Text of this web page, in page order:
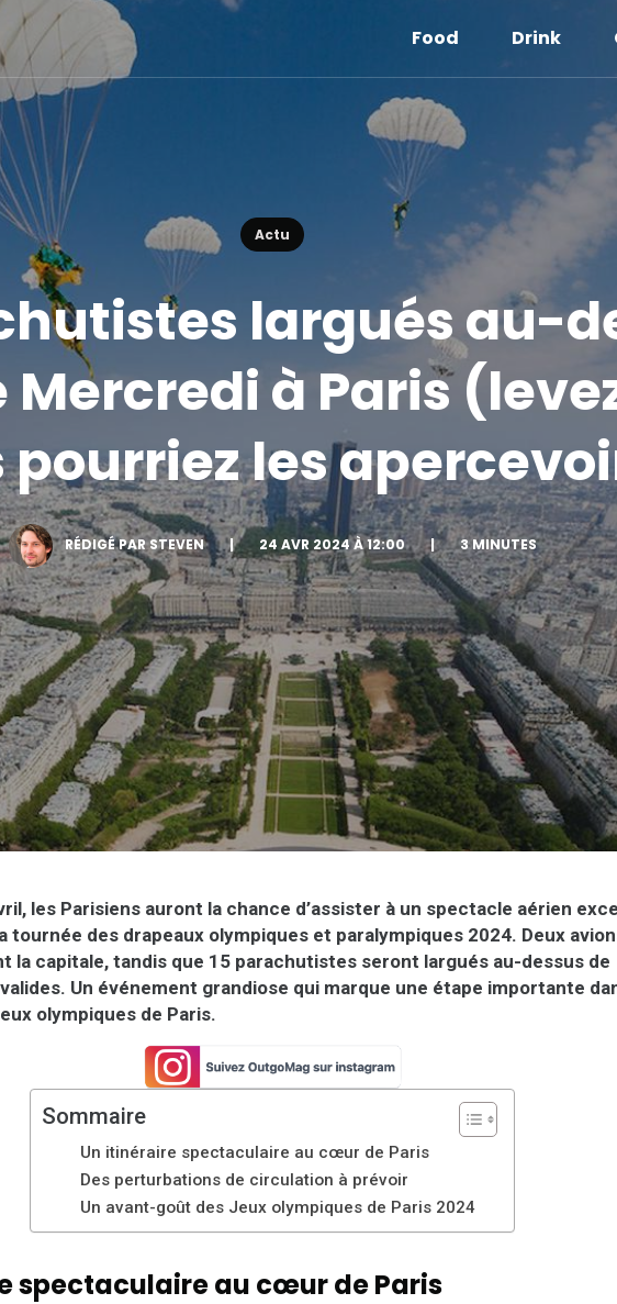
Food Drink
Actu
largués au-
à Paris
pourriez les
RÉDIGÉ PAR STEVEN | 24 AVR 2024 À 12:00 | 3 MINUTES
les Parisiens auront la chance d’assister à un spectacle aérien
tournée des drapeaux olympiques et paralympiques 2024. Deux
la capitale, tandis que 15 parachutistes seront largués au-dessus de
Un événement grandiose qui marque une étape importante
olympiques de Paris.
Sommaire
Un itinéraire spectaculaire au cœur de Paris
Des perturbations de circulation à prévoir
Un avant-goût des Jeux olympiques de Paris 2024
spectaculaire au cœur de Paris